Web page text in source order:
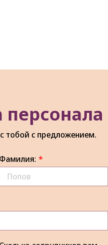
персонала
тобой с предложением.
Фамилия: *